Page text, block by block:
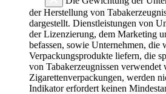
der Herstellung von
dargestellt. Dienstleistungen von
der Lizenzierung, dem Marketing
befassen, sowie Unternehmen, die
Verpackungsprodukte liefern, die
von Tabakerzeugnissen verwendet
Zigarettenverpackungen, werden
Indikator erfordert keinen